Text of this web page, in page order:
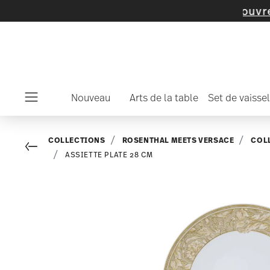
découvrez
Nouveau Arts de la table Set de
Go backCOLLECTIONS ROSENTHAL MEETS VERSACE
ASSIETTE PLATE 28 CM